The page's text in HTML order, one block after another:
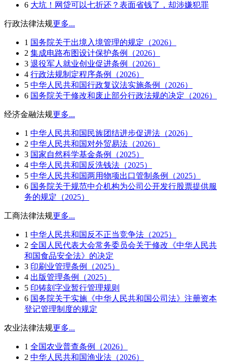
6 大坑！网贷可以七折还？表面省钱了，却涉嫌犯罪
行政法律法规更多...
1 国务院关于出境入境管理的规定（2026）
2 集成电路布图设计保护条例（2026）
3 退役军人就业创业促进条例（2026）
4 行政法规制定程序条例（2026）
5 中华人民共和国行政复议法实施条例（2026）
6 国务院关于修改和废止部分行政法规的决定（2026）
经济金融法规更多...
1 中华人民共和国民族团结进步促进法（2026）
2 中华人民共和国对外贸易法（2026）
3 国家自然科学基金条例（2025）
4 中华人民共和国反洗钱法（2025）
5 中华人民共和国两用物项出口管制条例（2025）
6 国务院关于规范中介机构为公司公开发行股票提供服
务的规定（2025）
工商法律法规更多...
1 中华人民共和国反不正当竞争法（2025）
2 全国人民代表大会常务委员会关于修改《中华人民共
和国食品安全法》的决定
3 印刷业管理条例（2025）
4 出版管理条例（2025）
5 印铸刻字业暂行管理规则
6 国务院关于实施《中华人民共和国公司法》注册资本
登记管理制度的规定
农业法律法规更多...
1 全国农业普查条例（2026）
2 中华人民共和国渔业法（2026）